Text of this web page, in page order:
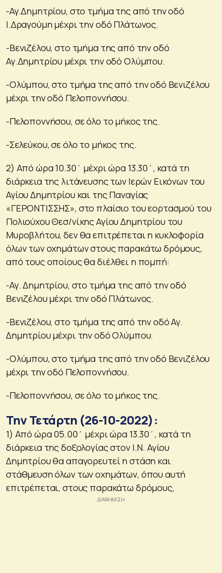
-Αγ.Δημητρίου, στο τμήμα της από την οδό
Ι.Δραγούμη μέχρι την οδό Πλάτωνος.
-Βενιζέλου, στο τμήμα της από την οδό
Αγ.Δημητρίου μέχρι την οδό Ολύμπου.
-Ολύμπου, στο τμήμα της από την οδό Βενιζέλου
μέχρι την οδό Πελοποννήσου.
-Πελοποννήσου, σε όλο το μήκος της.
-Σελεύκου, σε όλο το μήκος της.
2) Από ώρα 10.30΄ μέχρι ώρα 13.30΄, κατά τη
διάρκεια της λιτάνευσης των Ιερών Εικόνων του
Αγίου Δημητρίου και της Παναγίας
«ΓΕΡΟΝΤΙΣΣΗΣ», στο πλαίσιο του εορτασμού του
Πολιούχου Θεσ/νίκης Αγίου Δημητρίου του
Μυροβλήτου, δεν θα επιτρέπεται η κυκλοφορία
όλων των οχημάτων στους παρακάτω δρόμους,
από τους οποίους θα διέλθει η πομπή:
-Αγ. Δημητρίου, στο τμήμα της από την οδό
Βενιζέλου μέχρι την οδό Πλάτωνος.
-Βενιζέλου, στο τμήμα της από την οδό Αγ.
Δημητρίου μέχρι την οδό Ολύμπου.
-Ολύμπου, στο τμήμα της από την οδό Βενιζέλου
μέχρι την οδό Πελοποννήσου.
-Πελοποννήσου, σε όλο το μήκος της.
Την Τετάρτη (26-10-2022):
1) Από ώρα 05.00΄ μέχρι ώρα 13.30΄, κατά τη
διάρκεια της δοξολογίας στον Ι.Ν. Αγίου
Δημητρίου θα απαγορευτεί η στάση και
στάθμευση όλων των οχημάτων, όπου αυτή
επιτρέπεται, στους παρακάτω δρόμους,